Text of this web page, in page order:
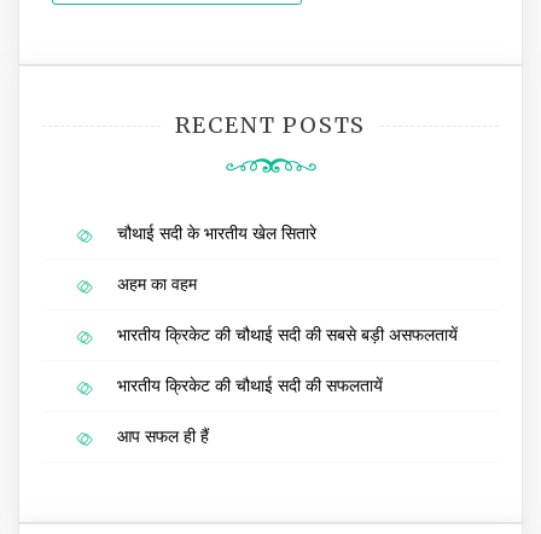
RECENT POSTS
चौथाई सदी के भारतीय खेल सितारे
अहम का वहम
भारतीय क्रिकेट की चौथाई सदी की सबसे बड़ी असफलतायें
भारतीय क्रिकेट की चौथाई सदी की सफलतायें
आप सफल ही हैं